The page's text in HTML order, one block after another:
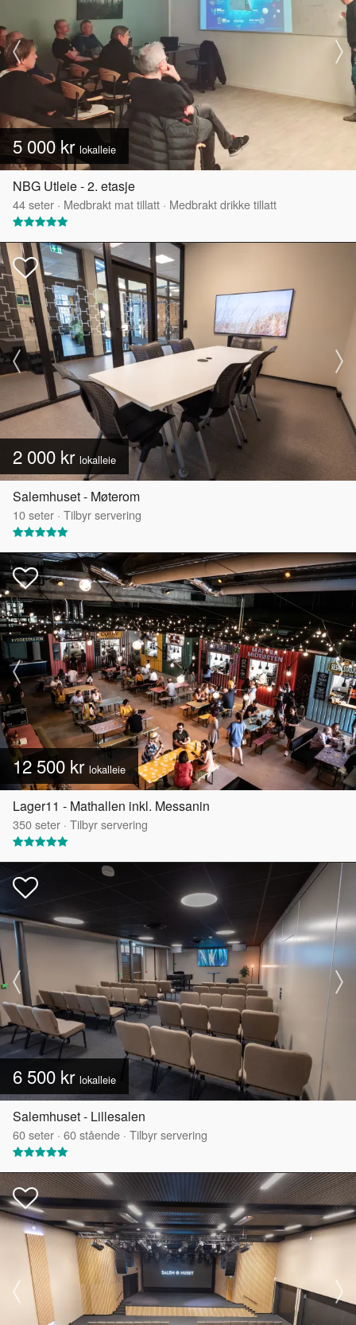
5 000 kr lokalleie
NBG Utleie - 2. etasje
44seter · Medbrakt mat tillatt · Medbrakt drikke tillatt
2 000 kr lokalleie
Salemhuset - Møterom
10seter · Tilbyr servering
12 500 kr lokalleie
Lager11 - Mathallen inkl. Messanin
350seter · Tilbyr servering
6 500 kr lokalleie
Salemhuset - Lillesalen
60seter · 60stående · Tilbyr servering